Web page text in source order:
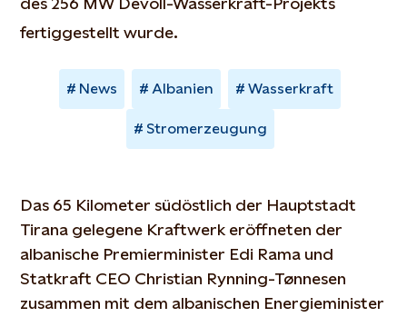
fertiggestellt wurde.
News Albanien Wasserkraft
Stromerzeugung
Das 65 Kilometer südöstlich der Hauptstadt
Tirana gelegene Kraftwerk eröffneten der
albanische Premierminister Edi Rama und
Statkraft CEO Christian Rynning-Tønnesen
zusammen mit dem albanischen Energieminister